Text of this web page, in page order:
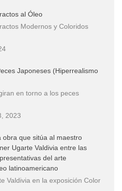
al Óleo
Modernos y Coloridos
Japoneses (Hiperrealismo
en torno a los peces
2023
obra que sitúa al maestro
Ugarte Valdivia entre las
del arte
latinoamericano
Valdivia en la exposición Color